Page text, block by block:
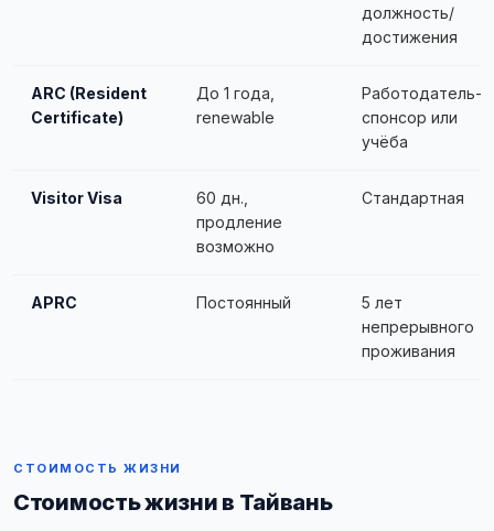
должность/
достижения
ARC (Resident
Certificate)
До 1 года,
renewable
Работодатель-
спонсор или
учёба
Visitor Visa
60 дн.,
продление
возможно
Стандартная
APRC Постоянный
5 лет
непрерывного
проживания
СТОИМОСТЬ ЖИЗНИ
Стоимость жизни в Тайвань